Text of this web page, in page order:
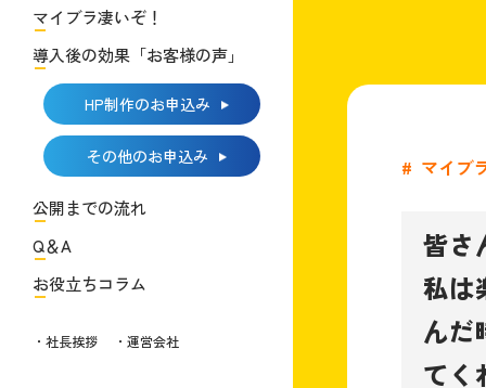
マイブラ凄いぞ！
導入後の効果「お客様の声」
HP制作のお申込み
その他のお申込み
公開までの流れ
Q＆A
お役立ちコラム
・社長挨拶 ・運営会社
# マイブ
皆さ
私は
んだ
てく